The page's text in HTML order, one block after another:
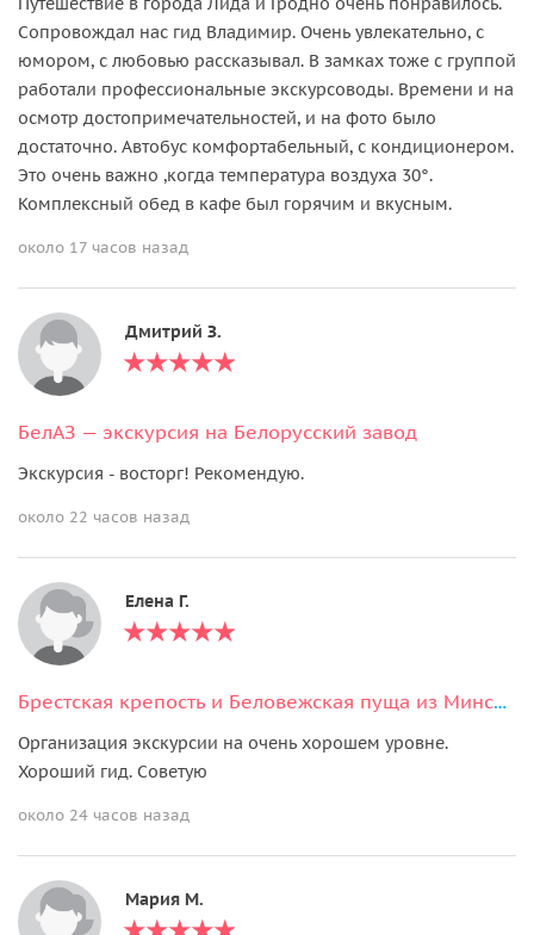
Сопровождал нас гид Владимир. Очень увлекательно, с
юмором, с любовью рассказывал. В замках тоже с группой
работали профессиональные экскурсоводы. Времени и на
осмотр достопримечательностей, и на фото было
достаточно. Автобус комфортабельный, с кондиционером.
Это очень важно ,когда температура воздуха 30°.
Комплексный обед в кафе был горячим и вкусным.
около 17 часов назад
Дмитрий З.
БелАЗ — экскурсия на Белорусский завод
Экскурсия - восторг! Рекомендую.
около 22 часов назад
Елена Г.
Брестская крепость и Беловежская пуща из Минска за 1 день
Организация экскурсии на очень хорошем уровне.
Хороший гид. Советую
около 24 часов назад
Мария М.